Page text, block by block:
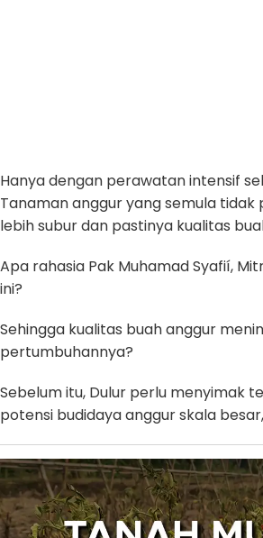
Hanya dengan perawatan intensif
Tanaman anggur yang semula tidak
lebih subur dan pastinya kualitas
Apa rahasia Pak Muhamad Syafií,
ini?
Sehingga kualitas buah anggur
pertumbuhannya?
Sebelum itu, Dulur perlu menyimak
potensi budidaya anggur skala